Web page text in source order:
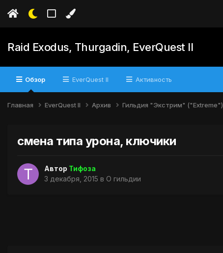
Raid Exodus, Thurgadin, EverQuest II
Обзор EverQuest II Активность
Главная EverQuest II Архив Гильдия "Экстрим" ("Extreme")
смена типа урона, ключики
Автор Тифоза
3 декабря, 2015 в О гильдии